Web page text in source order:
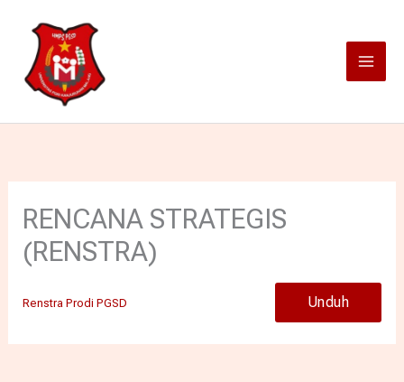
konten
RENCANA STRATEGIS
(RENSTRA)
Renstra Prodi PGSD Unduh